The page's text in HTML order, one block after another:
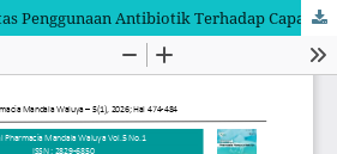
Hubungan Rasionalitas Penggunaan Antibiotik Terhadap Capaian Suhu Tubuh Pada Pasien Demam Tifoid di Puskesmas Konda Kabupaten Konawe Selatan